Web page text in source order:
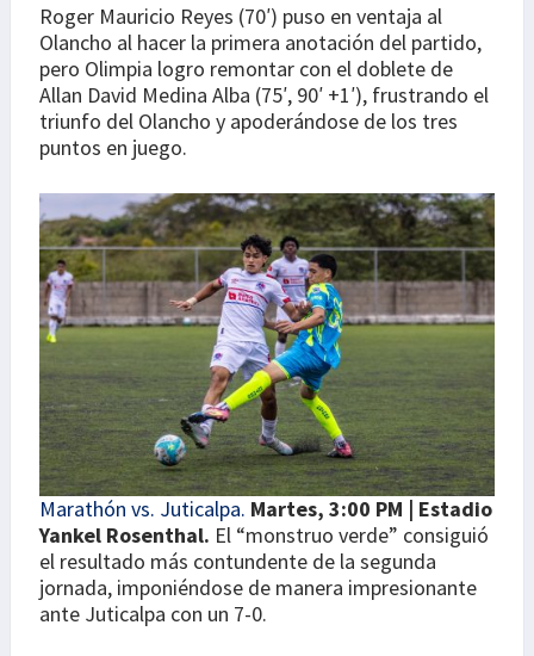
Roger Mauricio Reyes (70′) puso en ventaja al
Olancho al hacer la primera anotación del partido,
pero Olimpia logro remontar con el doblete de
Allan David Medina Alba (75′, 90′ +1′), frustrando el
triunfo del Olancho y apoderándose de los tres
puntos en juego.
Marathón vs. Juticalpa. Martes, 3:00 PM | Estadio
Yankel Rosenthal. El “monstruo verde” consiguió
el resultado más contundente de la segunda
jornada, imponiéndose de manera impresionante
ante Juticalpa con un 7-0.